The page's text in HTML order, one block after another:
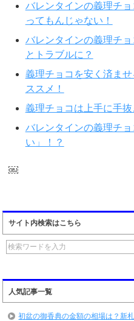
バレンタインの義理チ
ってもんじゃない！
バレンタインの義理チ
とトラブルに？
義理チョコを安く済ま
ススメ！
義理チョコは上手に手
バレンタインの義理チ
い」！？
￼
サイト内検索はこちら
人気記事一覧
初盆の御香典の金額の相場は？新